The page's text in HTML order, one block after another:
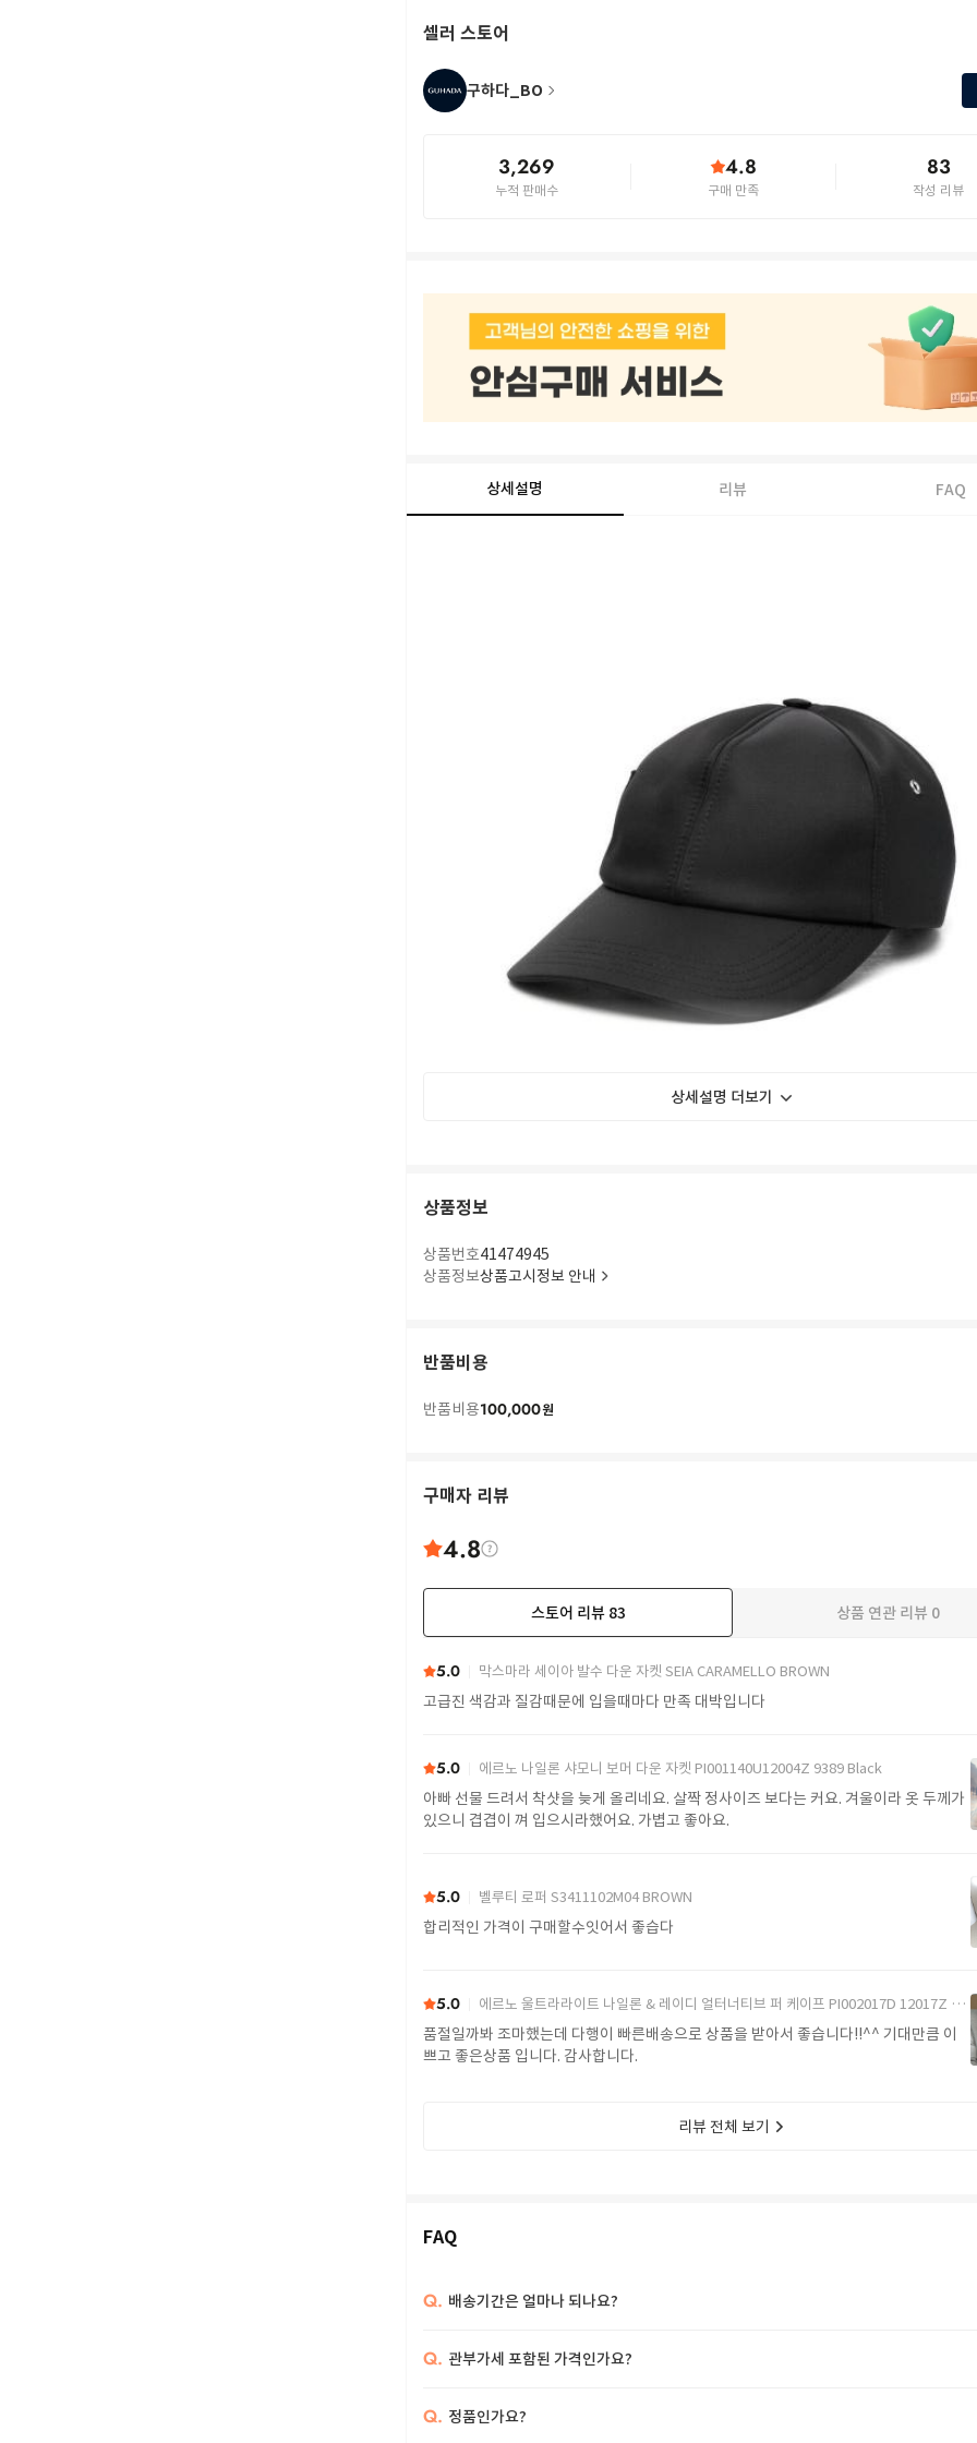
셀러 스토어
구하다_BO
3,269
누적 판매수
4.8
구매 만족
83
작성 리뷰
상세설명 리뷰 FAQ
Cap jacquemus 246ac667 3138 990
상세설명 더보기
상품정보
상품번호41474945
상품정보상품고시정보 안내
반품비용
반품비용100,000원
구매자 리뷰
4.8
스토어 리뷰 83 상품 연관 리뷰 0
5.0 막스마라 세이아 발수 다운 자켓 SEIA CARAMELLO BROWN
고급진 색감과 질감때문에 입을때마다 만족 대박입니다
5.0 에르노 나일론 샤모니 보머 다운 자켓 PI001140U12004Z 9389 Black
아빠 선물 드려서 착샷을 늦게 올리네요. 살짝 정사이즈 보다는 커요. 겨울이라 옷 두께가
있으니 겹겹이 껴 입으시라했어요. 가볍고 좋아요.
5.0 벨루티 로퍼 S3411102M04 BROWN
합리적인 가격이 구매할수잇어서 좋습다
5.0 에르노 울트라라이트 나일론 & 레이디 얼터너티브 퍼 케이프 PI002017D 12017Z 1985Chatilly Beige
품절일까봐 조마했는데 다행이 빠른배송으로 상품을 받아서 좋습니다!!^^ 기대만큼 이
쁘고 좋은상품 입니다. 감사합니다.
리뷰 전체 보기
FAQ
Q. 배송기간은 얼마나 되나요?
Q. 관부가세 포함된 가격인가요?
Q. 정품인가요?